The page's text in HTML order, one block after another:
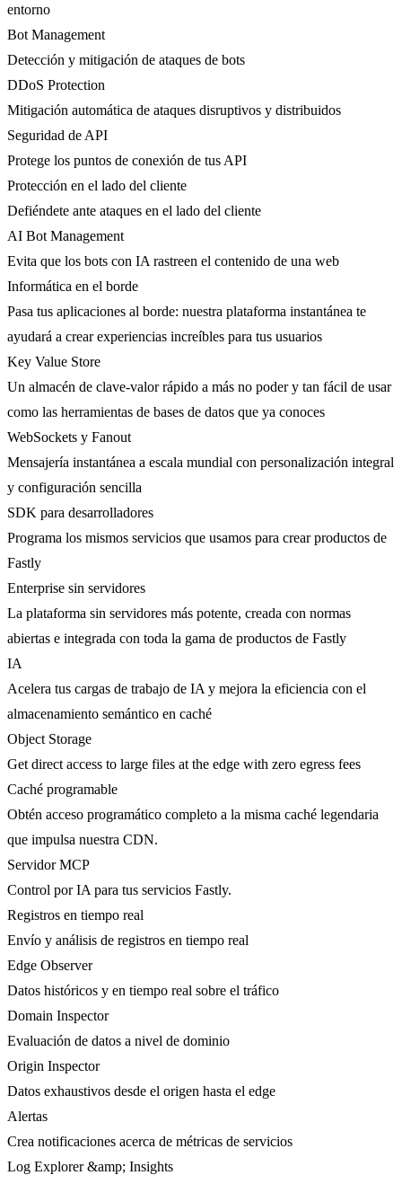
entorno
Bot Management
Detección y mitigación de ataques de bots
DDoS Protection
Mitigación automática de ataques disruptivos y distribuidos
Seguridad de API
Protege los puntos de conexión de tus API
Protección en el lado del cliente
Defiéndete ante ataques en el lado del cliente
AI Bot Management
Evita que los bots con IA rastreen el contenido de una web
Informática en el borde
Pasa tus aplicaciones al borde: nuestra plataforma instantánea te
ayudará a crear experiencias increíbles para tus usuarios
Key Value Store
Un almacén de clave-valor rápido a más no poder y tan fácil de usar
como las herramientas de bases de datos que ya conoces
WebSockets y Fanout
Mensajería instantánea a escala mundial con personalización integral
y configuración sencilla
SDK para desarrolladores
Programa los mismos servicios que usamos para crear productos de
Fastly
Enterprise sin servidores
La plataforma sin servidores más potente, creada con normas
abiertas e integrada con toda la gama de productos de Fastly
IA
Acelera tus cargas de trabajo de IA y mejora la eficiencia con el
almacenamiento semántico en caché
Object Storage
Get direct access to large files at the edge with zero egress fees
Caché programable
Obtén acceso programático completo a la misma caché legendaria
que impulsa nuestra CDN.
Servidor MCP
Control por IA para tus servicios Fastly.
Registros en tiempo real
Envío y análisis de registros en tiempo real
Edge Observer
Datos históricos y en tiempo real sobre el tráfico
Domain Inspector
Evaluación de datos a nivel de dominio
Origin Inspector
Datos exhaustivos desde el origen hasta el edge
Alertas
Crea notificaciones acerca de métricas de servicios
Log Explorer &amp; Insights